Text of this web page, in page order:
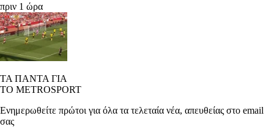
πριν 1 ώρα
ΤΑ ΠΑΝΤΑ ΓΙΑ
ΤΟ METROSPORT
Ενημερωθείτε πρώτοι για όλα τα τελεταία νέα, απευθείας στο email
σας